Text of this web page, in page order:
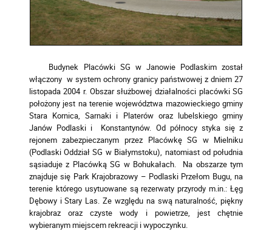
Budynek Placówki SG w Janowie Podlaskim został
włączony w system ochrony granicy państwowej z dniem 27
listopada 2004 r. Obszar służbowej działalności placówki SG
położony jest na terenie województwa mazowieckiego gminy
Stara Kornica, Sarnaki i Platerów oraz lubelskiego gminy
Janów Podlaski i Konstantynów. Od północy styka się z
rejonem zabezpieczanym przez Placówkę SG w Mielniku
(Podlaski Oddział SG w Białymstoku), natomiast od południa
sąsiaduje z Placówką SG w Bohukałach. Na obszarze tym
znajduje się Park Krajobrazowy – Podlaski Przełom Bugu, na
terenie którego usytuowane są rezerwaty przyrody m.in.: Łęg
Dębowy i Stary Las. Ze względu na swą naturalność, piękny
krajobraz oraz czyste wody i powietrze, jest chętnie
wybieranym miejscem rekreacji i wypoczynku.